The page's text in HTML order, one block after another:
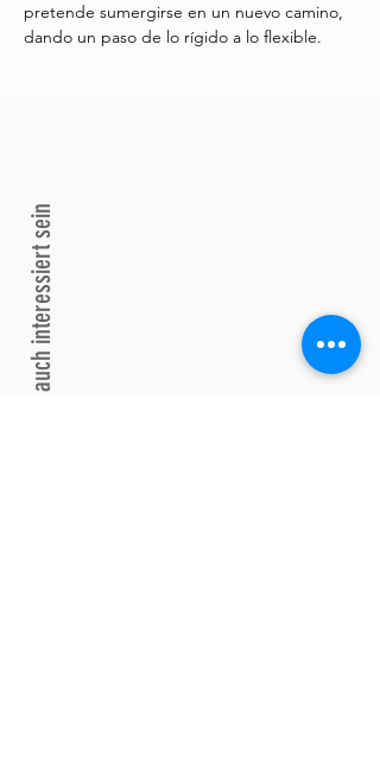
pretende sumergirse en un nuevo camino,
dando un paso de lo rígido a lo flexible.
Sie könnten auch interessiert sein